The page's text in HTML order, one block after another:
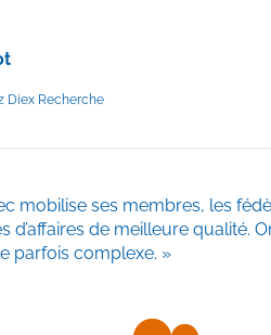
Diex Recherche
mobilise ses membres, les
d’affaires de meilleure qualité.
parfois complexe. »